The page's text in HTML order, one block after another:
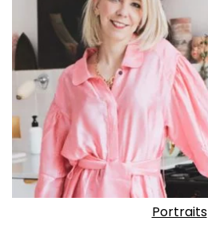
Portraits